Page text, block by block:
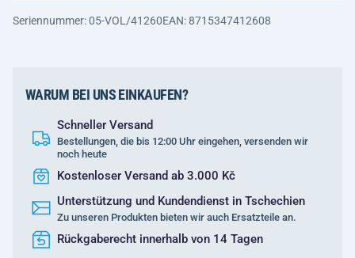
Seriennummer: 05-VOL/41260EAN: 8715347412608
WARUM BEI UNS EINKAUFEN?
Schneller Versand
Bestellungen, die bis 12:00 Uhr eingehen, versenden wir
noch heute
Kostenloser Versand ab 3.000 Kč
Unterstützung und Kundendienst in Tschechien
Zu unseren Produkten bieten wir auch Ersatzteile an.
Rückgaberecht innerhalb von 14 Tagen